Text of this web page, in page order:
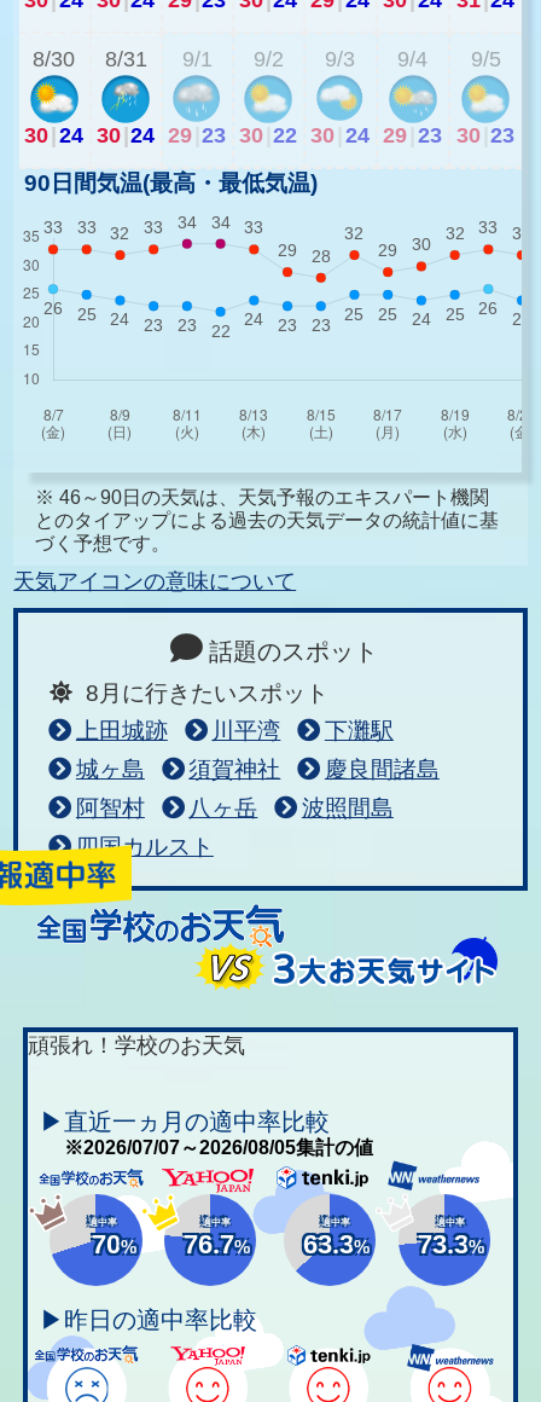
8/30
30|24
8/31
30|24
9/1
29 23
9/2
30 22
9/3
30 24
9/4
29 23
9/5
30 23
90日間気温(最高・最低気温)
※ 46～90日の天気は、天気予報のエキスパート機関
とのタイアップによる過去の天気データの統計値に基
づく予想です。
天気アイコンの意味について
話題のスポット
8月に行きたいスポット
上田城跡
川平湾
下灘駅
城ヶ島
須賀神社
慶良間諸島
阿智村
八ヶ岳
波照間島
四国カルスト
頑張れ！学校のお天気
▶直近一ヵ月の適中率比較
※2026/07/07～2026/08/05集計の値
適中率
70%
適中率
76.7%
適中率
63.3%
適中率
73.3%
▶昨日の適中率比較